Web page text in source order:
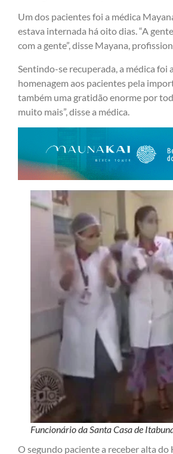
Um dos pacientes foi a médica
estava internada há oito dias. “A
com a gente”, disse Mayana,
Sentindo-se recuperada, a médica
homenagem aos pacientes pela
também uma gratidão enorme por
muito mais”, disse a médica.
Funcionário da Santa Casa de
O segundo paciente a receber alta